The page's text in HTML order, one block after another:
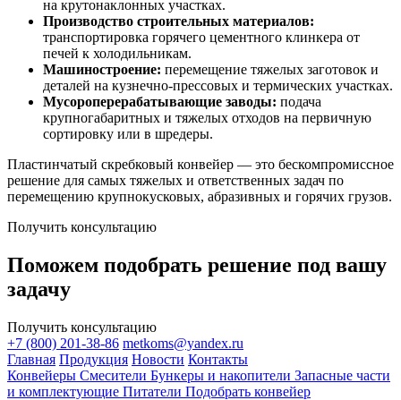
на крутонаклонных участках.
Производство строительных материалов:
транспортировка горячего цементного клинкера от
печей к холодильникам.
Машиностроение: перемещение тяжелых заготовок и
деталей на кузнечно-прессовых и термических участках.
Мусороперерабатывающие заводы: подача
крупногабаритных и тяжелых отходов на первичную
сортировку или в шредеры.
Пластинчатый скребковый конвейер — это бескомпромиссное
решение для самых тяжелых и ответственных задач по
перемещению крупнокусковых, абразивных и горячих грузов.
Получить консультацию
Поможем подобрать решение под вашу
задачу
Получить консультацию
+7 (800) 201-38-86 metkoms@yandex.ru
Главная Продукция Новости Контакты
Конвейеры Смесители Бункеры и накопители Запасные части
и комплектующие Питатели Подобрать конвейер